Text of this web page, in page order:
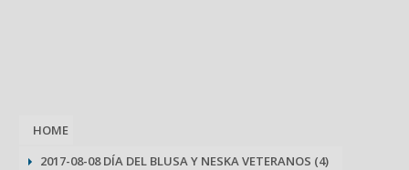
HOME
2017-08-08 DÍA DEL BLUSA Y NESKA VETERANOS (4)